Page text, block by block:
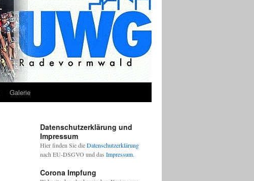
Galerie
Datenschutzerklärung und
Impressum
Hier finden Sie dieDatenschutzerklärung
nach EU-DSGVO und das Impressum.
Corona Impfung